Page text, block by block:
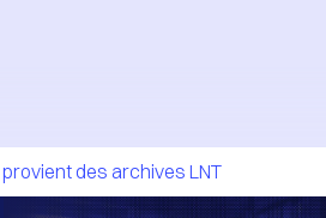
des archives LNT